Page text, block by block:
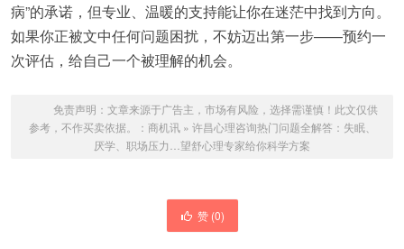
病”的承诺，但专业、温暖的支持能让你在迷茫中找到方向。
如果你正被文中任何问题困扰，不妨迈出第一步——预约一
次评估，给自己一个被理解的机会。
免责声明：文章来源于广告主，市场有风险，选择需谨慎！此文仅供
参考，不作买卖依据。： 商机讯» 许昌心理咨询热门问题全解答：失眠、
厌学、职场压力…望舒心理专家给你科学方案
赞 (0)